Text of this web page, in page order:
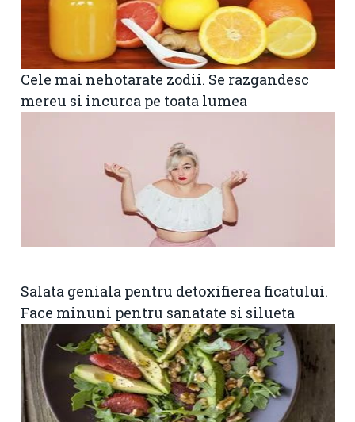
Cele mai nehotarate zodii. Se razgandesc
mereu si incurca pe toata lumea
Salata geniala pentru detoxifierea ficatului.
Face minuni pentru sanatate si silueta